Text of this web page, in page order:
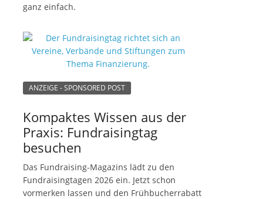
ganz einfach.
ANZEIGE - SPONSORED POST
Kompaktes Wissen aus der
Praxis: Fundraisingtag
besuchen
Das Fundraising-Magazins lädt zu den
Fundraisingtagen 2026 ein. Jetzt schon
vormerken lassen und den Frühbucherrabatt